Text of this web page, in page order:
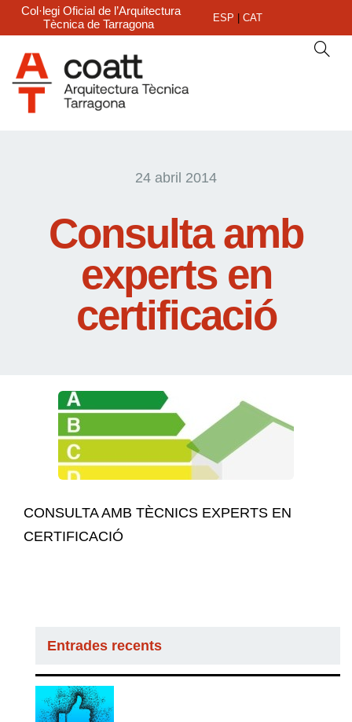
Col·legi Oficial de l’Arquitectura
Tècnica de Tarragona
ESP CAT
24 abril 2014
Consulta amb
experts en
certificació
CONSULTA AMB TÈCNICS EXPERTS EN
CERTIFICACIÓ
Entrades recents